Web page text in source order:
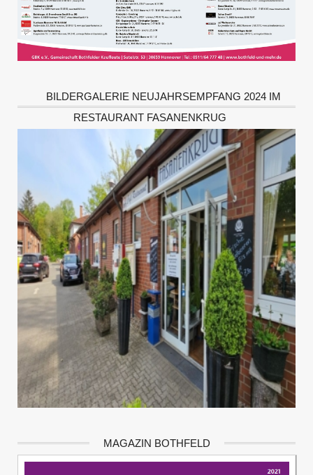
BILDERGALERIE NEUJAHRSEMPFANG 2024 IM
RESTAURANT FASANENKRUG
MAGAZIN BOTHFELD